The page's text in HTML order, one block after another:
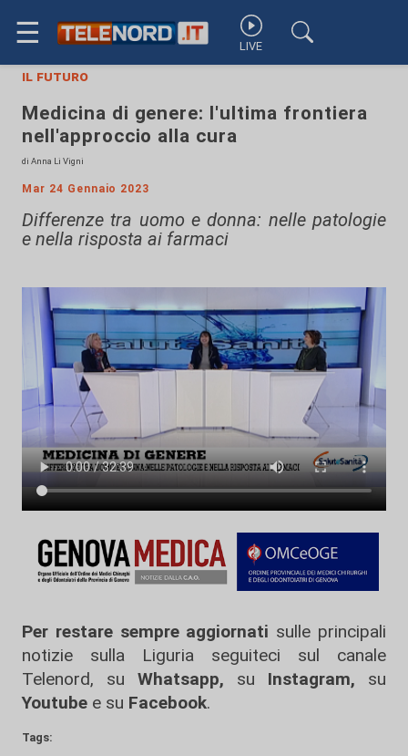
☰ LIVE
il futuro
Medicina di genere: l'ultima frontiera
nell'approccio alla cura
di Anna Li Vigni
Mar 24 Gennaio 2023
Differenze tra uomo e donna: nelle patologie
e nella risposta ai farmaci
Per restare sempre aggiornati sulle principali
notizie sulla Liguria seguiteci sul canale
Telenord, su
Whatsapp, su Instagram, su
Youtube e su Facebook.
Tags: